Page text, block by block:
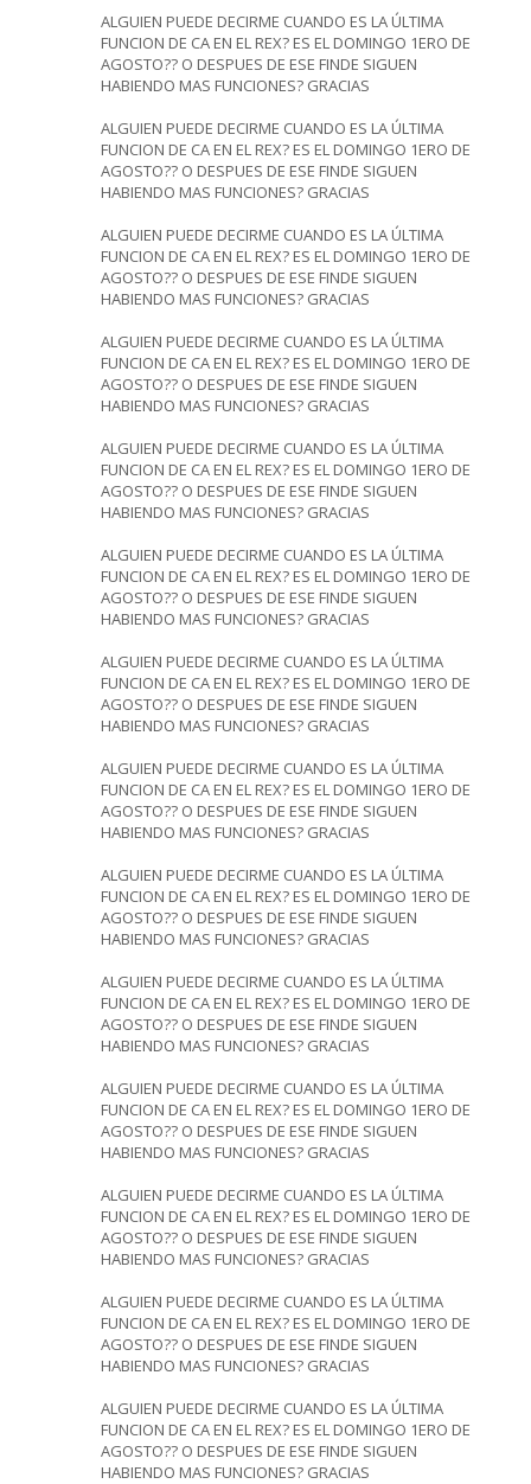
ALGUIEN PUEDE DECIRME CUANDO ES LA ÚLTIMA
FUNCION DE CA EN EL REX? ES EL DOMINGO 1ERO DE
AGOSTO?? O DESPUES DE ESE FINDE SIGUEN
HABIENDO MAS FUNCIONES? GRACIAS
ALGUIEN PUEDE DECIRME CUANDO ES LA ÚLTIMA
FUNCION DE CA EN EL REX? ES EL DOMINGO 1ERO DE
AGOSTO?? O DESPUES DE ESE FINDE SIGUEN
HABIENDO MAS FUNCIONES? GRACIAS
ALGUIEN PUEDE DECIRME CUANDO ES LA ÚLTIMA
FUNCION DE CA EN EL REX? ES EL DOMINGO 1ERO DE
AGOSTO?? O DESPUES DE ESE FINDE SIGUEN
HABIENDO MAS FUNCIONES? GRACIAS
ALGUIEN PUEDE DECIRME CUANDO ES LA ÚLTIMA
FUNCION DE CA EN EL REX? ES EL DOMINGO 1ERO DE
AGOSTO?? O DESPUES DE ESE FINDE SIGUEN
HABIENDO MAS FUNCIONES? GRACIAS
ALGUIEN PUEDE DECIRME CUANDO ES LA ÚLTIMA
FUNCION DE CA EN EL REX? ES EL DOMINGO 1ERO DE
AGOSTO?? O DESPUES DE ESE FINDE SIGUEN
HABIENDO MAS FUNCIONES? GRACIAS
ALGUIEN PUEDE DECIRME CUANDO ES LA ÚLTIMA
FUNCION DE CA EN EL REX? ES EL DOMINGO 1ERO DE
AGOSTO?? O DESPUES DE ESE FINDE SIGUEN
HABIENDO MAS FUNCIONES? GRACIAS
ALGUIEN PUEDE DECIRME CUANDO ES LA ÚLTIMA
FUNCION DE CA EN EL REX? ES EL DOMINGO 1ERO DE
AGOSTO?? O DESPUES DE ESE FINDE SIGUEN
HABIENDO MAS FUNCIONES? GRACIAS
ALGUIEN PUEDE DECIRME CUANDO ES LA ÚLTIMA
FUNCION DE CA EN EL REX? ES EL DOMINGO 1ERO DE
AGOSTO?? O DESPUES DE ESE FINDE SIGUEN
HABIENDO MAS FUNCIONES? GRACIAS
ALGUIEN PUEDE DECIRME CUANDO ES LA ÚLTIMA
FUNCION DE CA EN EL REX? ES EL DOMINGO 1ERO DE
AGOSTO?? O DESPUES DE ESE FINDE SIGUEN
HABIENDO MAS FUNCIONES? GRACIAS
ALGUIEN PUEDE DECIRME CUANDO ES LA ÚLTIMA
FUNCION DE CA EN EL REX? ES EL DOMINGO 1ERO DE
AGOSTO?? O DESPUES DE ESE FINDE SIGUEN
HABIENDO MAS FUNCIONES? GRACIAS
ALGUIEN PUEDE DECIRME CUANDO ES LA ÚLTIMA
FUNCION DE CA EN EL REX? ES EL DOMINGO 1ERO DE
AGOSTO?? O DESPUES DE ESE FINDE SIGUEN
HABIENDO MAS FUNCIONES? GRACIAS
ALGUIEN PUEDE DECIRME CUANDO ES LA ÚLTIMA
FUNCION DE CA EN EL REX? ES EL DOMINGO 1ERO DE
AGOSTO?? O DESPUES DE ESE FINDE SIGUEN
HABIENDO MAS FUNCIONES? GRACIAS
ALGUIEN PUEDE DECIRME CUANDO ES LA ÚLTIMA
FUNCION DE CA EN EL REX? ES EL DOMINGO 1ERO DE
AGOSTO?? O DESPUES DE ESE FINDE SIGUEN
HABIENDO MAS FUNCIONES? GRACIAS
ALGUIEN PUEDE DECIRME CUANDO ES LA ÚLTIMA
FUNCION DE CA EN EL REX? ES EL DOMINGO 1ERO DE
AGOSTO?? O DESPUES DE ESE FINDE SIGUEN
HABIENDO MAS FUNCIONES? GRACIAS